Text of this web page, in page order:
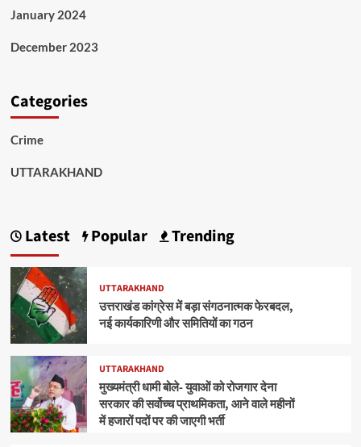
January 2024
December 2023
Categories
Crime
UTTARAKHAND
Latest Popular Trending
UTTARAKHAND
उत्तराखंड कांग्रेस में बड़ा संगठनात्मक फेरबदल,
नई कार्यकारिणी और समितियों का गठन
UTTARAKHAND
मुख्यमंत्री धामी बोले- युवाओं को रोजगार देना
सरकार की सर्वोच्च प्राथमिकता, आने वाले महीनों
में हजारों पदों पर की जाएगी भर्ती